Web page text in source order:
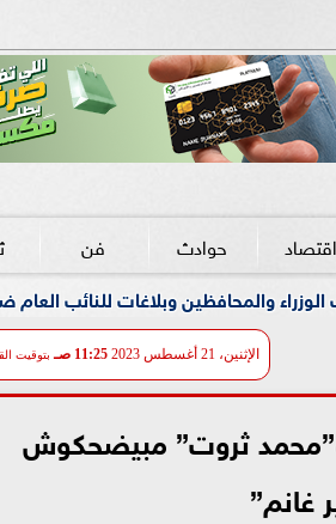
اقتصاد حوادث فن
للنائب العام ضد مؤسسات تستغل
الإثنين، 21 أغسطس 2023 11:25 صـ بتوقيت
ثروت” مبيضحكوش
غانم”